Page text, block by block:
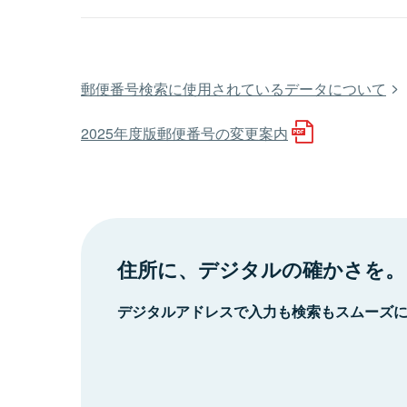
郵便番号検索に使用されているデータについて
2025年度版郵便番号の変更案内
住所に、デジタルの確かさを。
デジタルアドレスで入力も検索もスムーズ